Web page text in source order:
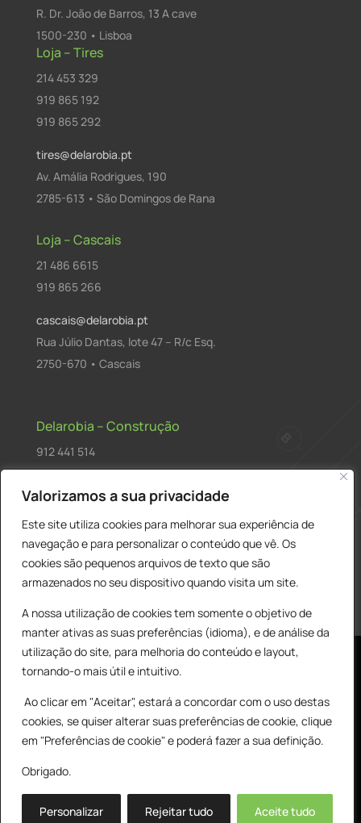
Valorizamos a sua privacidade
Este site utiliza cookies para melhorar sua experiência de
navegação e para personalizar o conteúdo que vê. Os
cookies são pequenos arquivos de texto que são
armazenados no seu dispositivo quando visita um site.
A nossa utilização de cookies tem somente o objetivo de
manter ativas as suas preferências (idioma), e de análise da
utilização do site, para melhoria do conteúdo e layout,
tornando-o mais útil e intuitivo.
Ao clicar em "Aceitar", estará a concordar com o uso destas
cookies, se quiser alterar suas preferências de cookie, clique
em "Preferências de cookie" e poderá fazer a sua definição.
Obrigado.
Personalizar Rejeitar tudo Aceite tudo
R. Dr. João de Barros, 13 A cave
1500-230 • Lisboa
Loja – Tires
214 453 329
919 865 192
919 865 292
tires@delarobia.pt
Av. Amália Rodrigues, 190
2785-613 • São Domingos de Rana
Loja – Cascais
21 486 6615
919 865 266
cascais@delarobia.pt
Rua Júlio Dantas, lote 47 – R/c Esq.
2750-670 • Cascais
Delarobia – Construção
912 441 514
R. António Andrade, 1171
2820-287 • Charneca de Caparica
Products
search PESQUISAR
© All Copyright 2025 by Delarobia.pt 0